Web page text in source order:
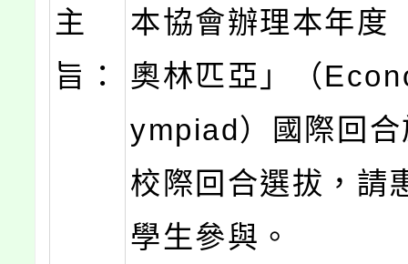
主
旨：
本協會辦理本年度
奧林匹亞」（
ympiad）國際回
校際回合選拔，請
學生參與。